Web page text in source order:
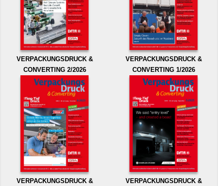
VERPACKUNGSDRUCK &
CONVERTING 2/2026
VERPACKUNGSDRUCK &
CONVERTING 1/2026
VERPACKUNGSDRUCK &
VERPACKUNGSDRUCK &